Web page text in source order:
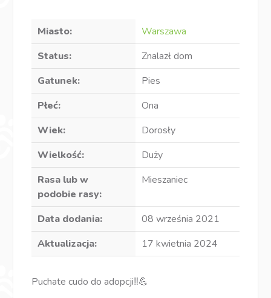
Miasto:
Warszawa
Status:
Znalazł dom
Gatunek:
Pies
Płeć:
Ona
Wiek:
Dorosły
Wielkość:
Duży
Rasa lub w
podobie rasy:
Mieszaniec
Data dodania:
08 września 2021
Aktualizacja:
17 kwietnia 2024
Puchate cudo do adopcji‼💪